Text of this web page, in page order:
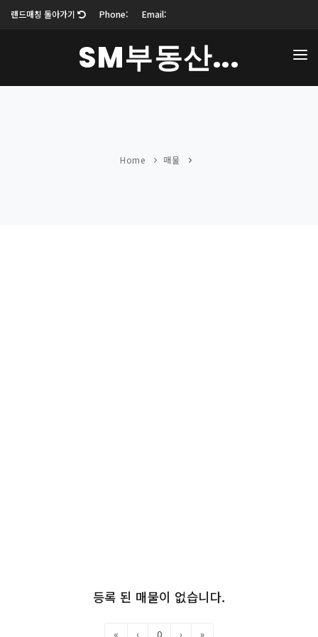
랜드매칭 돌아가기 Phone: Email:
SM부동산...
업체소개
Home 매물
등록 된 매물이 없습니다.
« ‹ 0 › »